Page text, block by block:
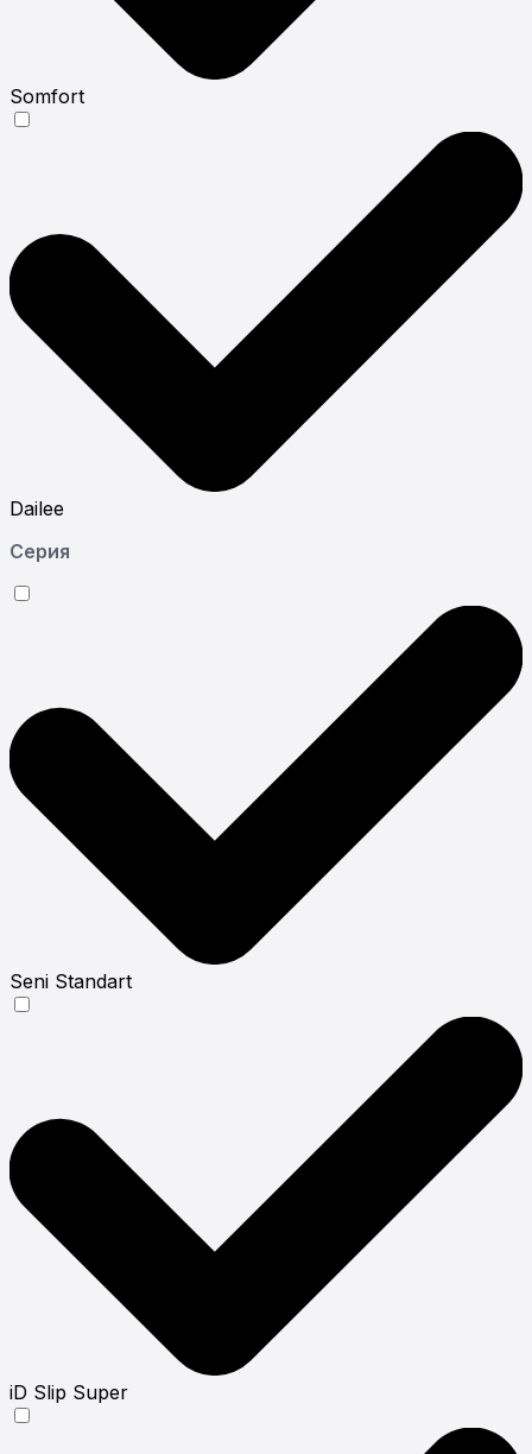
Somfort
Dailee
Серия
Seni Standart
iD Slip Super